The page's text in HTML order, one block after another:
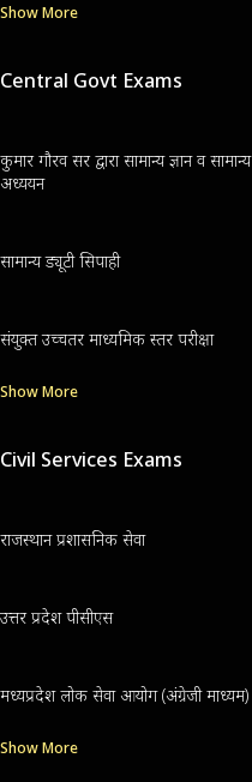
Show More
Central Govt Exams
कुमार गौरव सर द्वारा सामान्य ज्ञान व सामान्य
अध्ययन
सामान्य ड्यूटी सिपाही
संयुक्त उच्चतर माध्यमिक स्तर परीक्षा
Show More
Civil Services Exams
राजस्थान प्रशासनिक सेवा
उत्तर प्रदेश पीसीएस
मध्यप्रदेश लोक सेवा आयोग (अंग्रेजी माध्यम)
Show More